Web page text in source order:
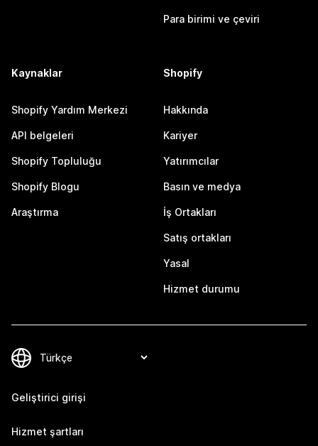
Para birimi ve çeviri
Kaynaklar
Shopify Yardım Merkezi
API belgeleri
Shopify Topluluğu
Shopify Blogu
Araştırma
Shopify
Hakkında
Kariyer
Yatırımcılar
Basın ve medya
İş Ortakları
Satış ortakları
Yasal
Hizmet durumu
Geliştirici girişi
Hizmet şartları